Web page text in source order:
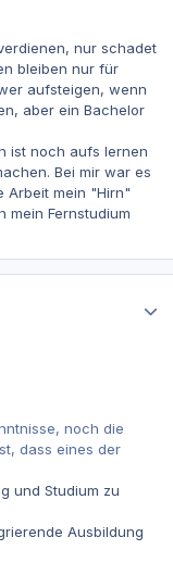
nur schadet
bleiben nur für
aufsteigen, wenn
aber ein Bachelor
ist noch aufs lernen
Bei mir war es
Arbeit mein "Hirn"
mein Fernstudium
noch die
dass eines der
und Studium zu
Ausbildung